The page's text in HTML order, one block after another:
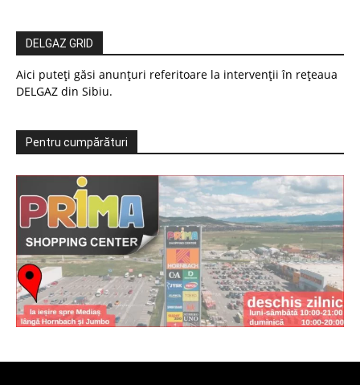
DELGAZ GRID
Aici puteți găsi anunțuri referitoare la intervenții în rețeaua
DELGAZ din Sibiu.
Pentru cumpărături